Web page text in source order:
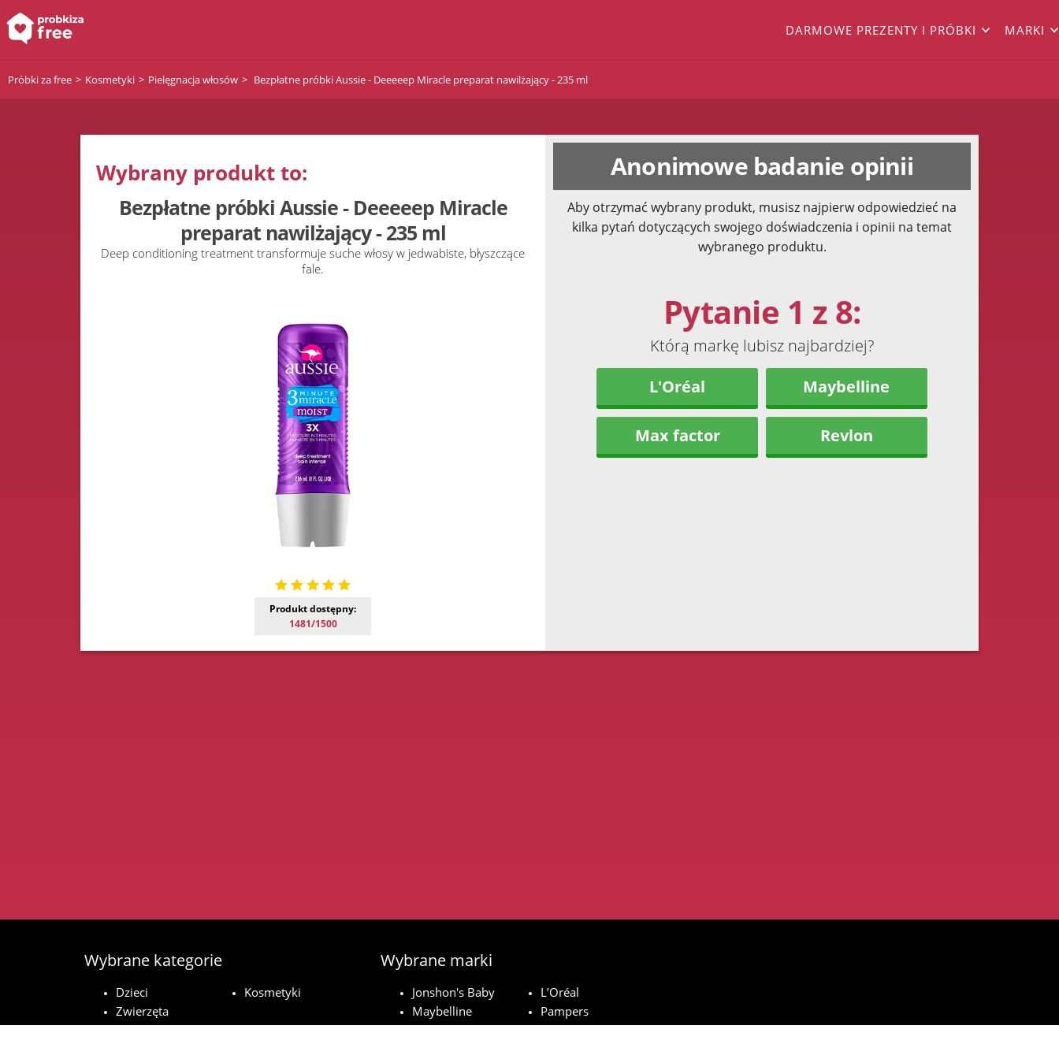
DARMOWE PREZENTY I PRÓBKI MARKI
Próbki za free Kosmetyki Pielęgnacja włosów Bezpłatne próbki Aussie - Deeeeep Miracle preparat nawilżający - 235 ml
Wybrany produkt to:
Bezpłatne próbki Aussie - Deeeeep Miracle
preparat nawilżający - 235 ml
Deep conditioning treatment transformuje suche włosy w jedwabiste, błyszczące
fale.
Produkt dostępny:
1481/1500
Anonimowe badanie opinii
Aby otrzymać wybrany produkt, musisz najpierw odpowiedzieć na
kilka pytań dotyczących swojego doświadczenia i opinii na temat
wybranego produktu.
Pytanie 1 z 8:
Którą markę lubisz najbardziej?
L'Oréal
Maybelline
Max factor Revlon
Wybrane kategorie
Dzieci
Kosmetyki
Zwierzęta
domowe
Wybrane marki
Jonshon's Baby
L’Oréal
Maybelline
Pampers
Royal Canin